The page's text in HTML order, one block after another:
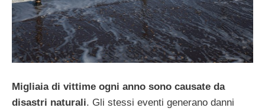
Migliaia di vittime ogni anno sono causate da
disastri naturali. Gli stessi eventi generano danni